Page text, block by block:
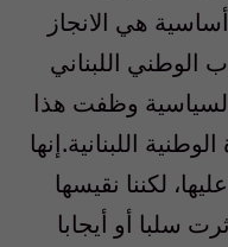
هي الانجاز
الوطني اللبناني
السياسية وظفت هذا
اللبنانية.إنها
لكننا نقيسها
سلبا أو أيجابا